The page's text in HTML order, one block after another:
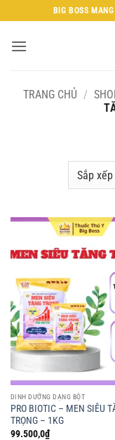
qua
nội
BIG BOSS
TRANG CHỦ /
DINH DƯỠNG DẠNG BỘT
PRO BIOTIC – MEN SIÊU
TRỌNG – 1KG
99.500,0₫